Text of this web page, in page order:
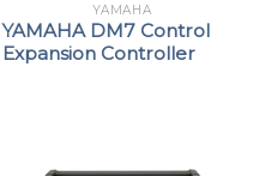
YAMAHA
YAMAHA DM7 Control
Expansion Controller